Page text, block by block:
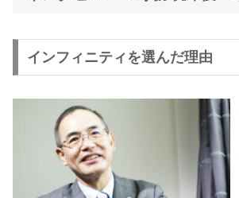
インフィニティを選んだ理由